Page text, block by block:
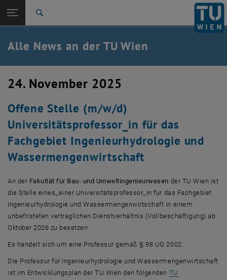
TU Login
Quicklinks
Quicklinks-Menü umschalten
Studium
Karriere
Zurück: Subseiten von TU Wien Startseite auflisten
Zurück zur letzten Ebene:
TU Wien Startseite
Übersicht
Alle News an der TU Wien
24. November 2025
Offene Stelle (m/w/d)
Universitätsprofessor_in für das
Fachgebiet Ingenieurhydrologie und
Wassermengenwirtschaft
An der Fakultät für Bau- und Umweltingenieurwesen der TU Wien ist
die Stelle eines_einer Universitätsprofessor_in für das Fachgebiet
Ingenieurhydrologie und Wassermengenwirtschaft in einem
unbefristeten vertraglichen Dienstverhältnis (Vollbeschäftigung) ab
Oktober 2026 zu besetzen.
Es handelt sich um eine Professur gemäß § 98 UG 2002.
Die Professur für Ingenieurhydrologie und Wassermengenwirtschaft
ist im Entwicklungsplan der TU Wien den folgenden TU